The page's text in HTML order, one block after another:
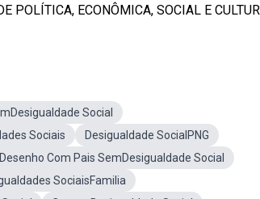
ECONÔMICA, SOCIAL E
Social
Sociais
Desigualdade SocialPNG
Desenho Com Pais SemDesigualdade Social
SociaisFamilia